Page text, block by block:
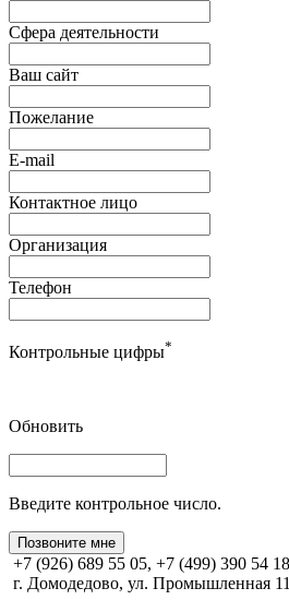
Сфера деятельности
Ваш сайт
Пожелание
E-mail
Контактное лицо
Организация
Телефон
Контрольные цифры*
Обновить
Введите контрольное число.
Позвоните мне
+7 (926) 689 55 05, +7 (499) 390 54
г. Домодедово, ул. Промышленная